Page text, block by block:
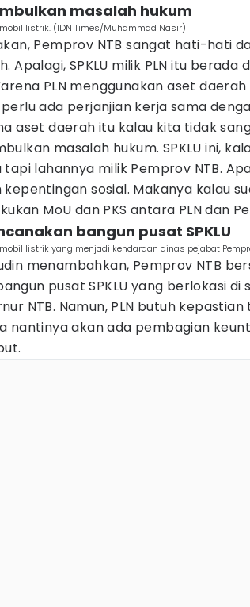
masalah hukum
listrik. (IDN Times/Muhammad Nasir)
Pemprov NTB sangat hati-hati
Apalagi, SPKLU milik PLN itu berada
PLN menggunakan aset
ada perjanjian kerja sama
aset daerah itu kalau kita tidak
masalah hukum. SPKLU ini,
tapi lahannya milik Pemprov NTB.
kepentingan sosial. Makanya kalau
MoU dan PKS antara PLN dan
bangun pusat SPKLU
listrik yang menjadi kendaraan dinas pejabat
menambahkan, Pemprov NTB
pusat SPKLU yang berlokasi
NTB. Namun, PLN butuh
nantinya akan ada pembagian